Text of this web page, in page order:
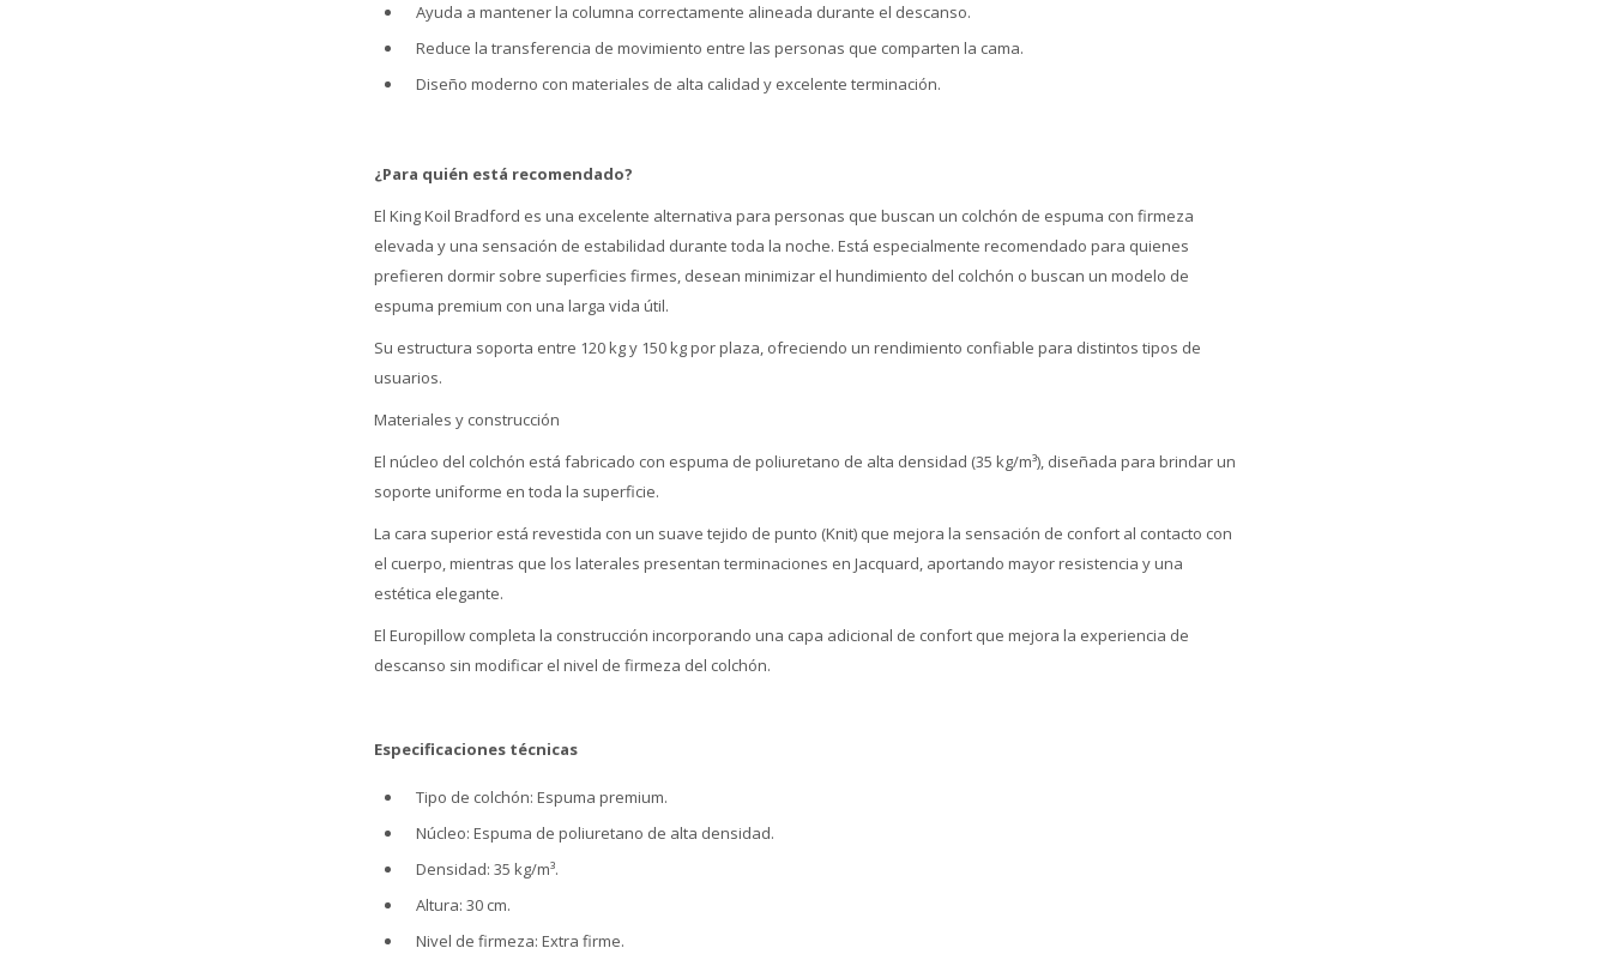
Ayuda a mantener la columna correctamente alineada durante el descanso.
Reduce la transferencia de movimiento entre las personas que comparten la cama.
Diseño moderno con materiales de alta calidad y excelente terminación.
¿Para quién está recomendado?
El King Koil Bradford es una excelente alternativa para personas que buscan un colchón de espuma con firmeza
elevada y una sensación de estabilidad durante toda la noche. Está especialmente recomendado para quienes
prefieren dormir sobre superficies firmes, desean minimizar el hundimiento del colchón o buscan un modelo de
espuma premium con una larga vida útil.
Su estructura soporta entre 120 kg y 150 kg por plaza, ofreciendo un rendimiento confiable para distintos tipos de
usuarios.
Materiales y construcción
El núcleo del colchón está fabricado con espuma de poliuretano de alta densidad (35 kg/m³), diseñada para brindar un
soporte uniforme en toda la superficie.
La cara superior está revestida con un suave tejido de punto (Knit) que mejora la sensación de confort al contacto con
el cuerpo, mientras que los laterales presentan terminaciones en Jacquard, aportando mayor resistencia y una
estética elegante.
El Europillow completa la construcción incorporando una capa adicional de confort que mejora la experiencia de
descanso sin modificar el nivel de firmeza del colchón.
Especificaciones técnicas
Tipo de colchón: Espuma premium.
Núcleo: Espuma de poliuretano de alta densidad.
Densidad: 35 kg/m³.
Altura: 30 cm.
Nivel de firmeza: Extra firme.